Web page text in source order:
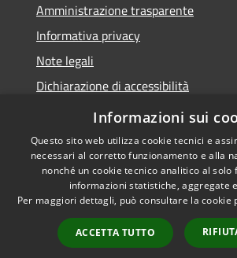
Amministrazione trasparente
Informativa privacy
Note legali
Dichiarazione di accessibilità
Feedback accessibilità
Accessibilità
Informazioni sui
Questo sito web utilizza cookie tecnici e
necessari al corretto funzionamento e alla
nonché un cookie tecnico analitico al solo
informazioni statistiche, aggregate
Per maggiori dettagli, può consultare la cookie
ACCETTA TUTTO